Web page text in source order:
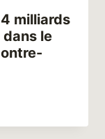
milliards
dans le